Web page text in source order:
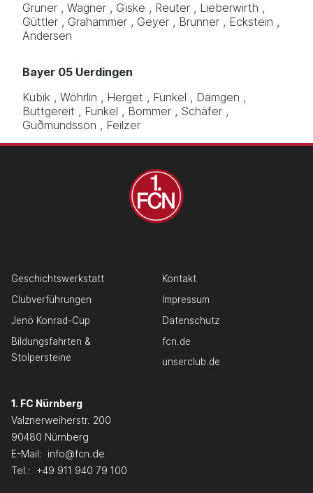
Grüner Wagner Giske Reuter
Lieberwirth
Güttler
Grahammer Geyer Brunner
Eckstein
Andersen
Bayer 05 Uerdingen
Kubik
Wöhrlin Herget Funkel
Dämgen
Buttgereit
Funkel Bommer
Schäfer
Guðmundsson
Feilzer
Geschichtswerkstatt
Clubverführungen
Jenö Konrad-Cup
Bildungsfahrten &
Stolpersteine
Kontakt
Impressum
Datenschutz
fcn.de
unserclub.de
1. FC Nürnberg
Valznerweiherstr. 200
90480 Nürnberg
E-Mail: info@fcn.de
Tel.: +49 911 940 79 100